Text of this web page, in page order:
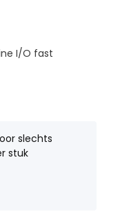
I/O fast
slechts
stuk